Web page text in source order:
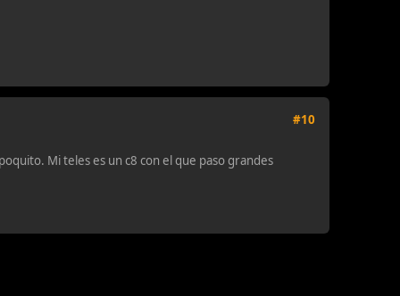
#10
Mi teles es un c8 con el que paso grandes